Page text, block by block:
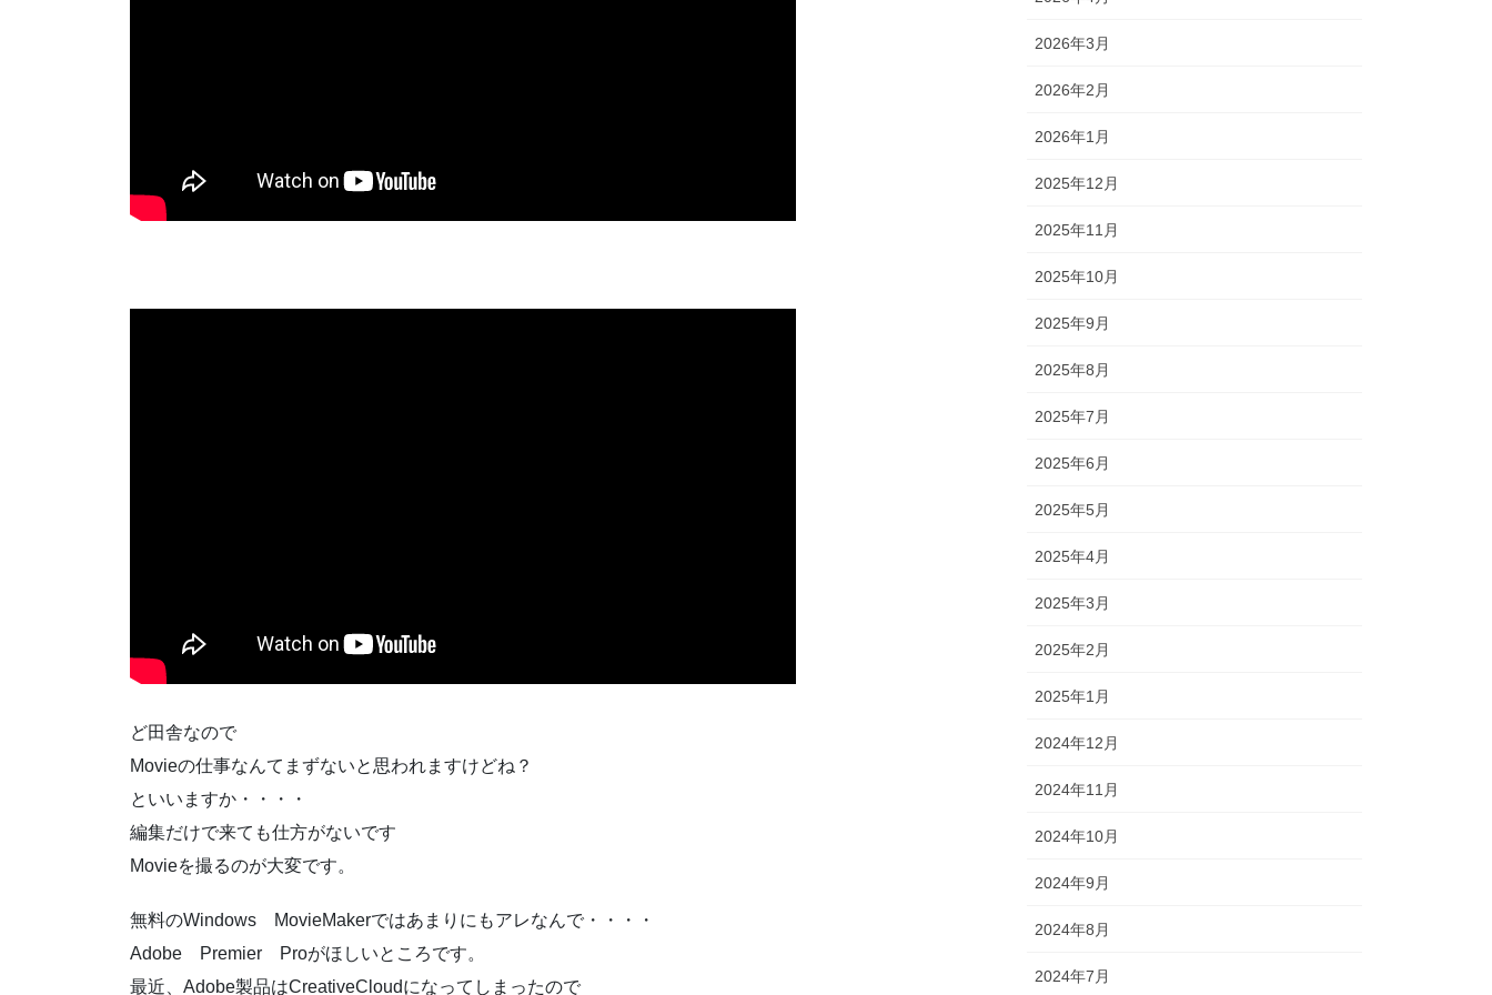
ど田舎なので
Movieの仕事なんてまずないと思われますけどね？
といいますか・・・・
編集だけで来ても仕方がないです
Movieを撮るのが大変です。
無料のWindows MovieMakerではあまりにもアレなんで・・・・
Adobe Premier Proがほしいところです。
最近、Adobe製品はCreativeCloudになってしまったので
2026年3月
2026年2月
2026年1月
2025年12月
2025年11月
2025年10月
2025年9月
2025年8月
2025年7月
2025年6月
2025年5月
2025年4月
2025年3月
2025年2月
2025年1月
2024年12月
2024年11月
2024年10月
2024年9月
2024年8月
2024年7月